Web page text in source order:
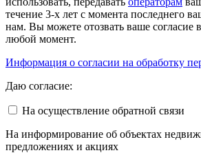
течение 3-х лет с момента последнего
нам. Вы можете отозвать ваше согласие в
любой момент.
Информация о согласии на обработку
Даю согласие:
На осуществление обратной связи
На информирование об объектах
предложениях и акциях